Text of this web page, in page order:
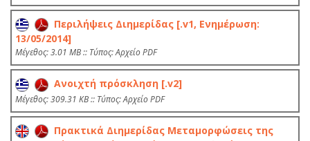
Περιλήψεις Διημερίδας [.v1, Ενημέρωση:
13/05/2014]
Mέγεθος: 3.01 MB :: Τύπος: Αρχείο PDF
Ανοιχτή πρόσκληση [.v2]
Mέγεθος: 309.31 KB :: Τύπος: Αρχείο PDF
Πρακτικά Διημερίδας Μεταμορφώσεις της